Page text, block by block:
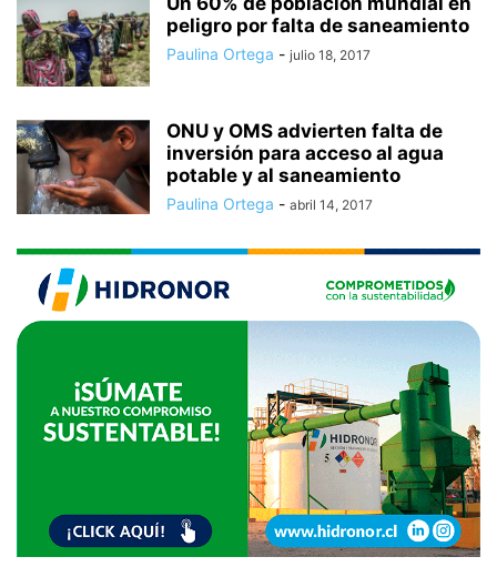
peligro por falta de saneamiento
Paulina Ortega - julio 18, 2017
ONU y OMS advierten falta de
inversión para acceso al agua
potable y al saneamiento
Paulina Ortega - abril 14, 2017